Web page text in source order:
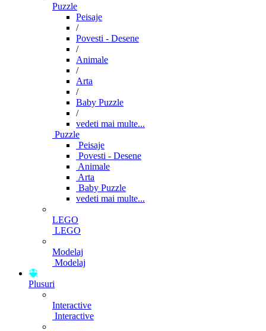
Puzzle
Peisaje
/
Povesti - Desene
/
Animale
/
Arta
/
Baby Puzzle
/
vedeti mai multe...
Puzzle
Peisaje
Povesti - Desene
Animale
Arta
Baby Puzzle
vedeti mai multe...
LEGO
LEGO
Modelaj
Modelaj
Plusuri
Interactive
Interactive